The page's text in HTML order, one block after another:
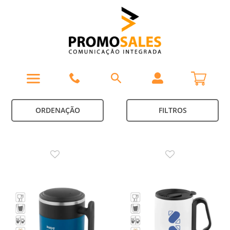
ORDENAÇÃO FILTROS